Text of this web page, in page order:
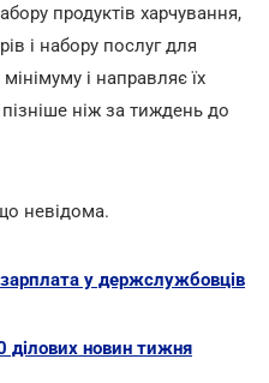
продуктів харчування,
і набору послуг для
і направляє їх
ніж за тиждень до
невідома.
зарплата у держслужбовців
ділових новин тижня